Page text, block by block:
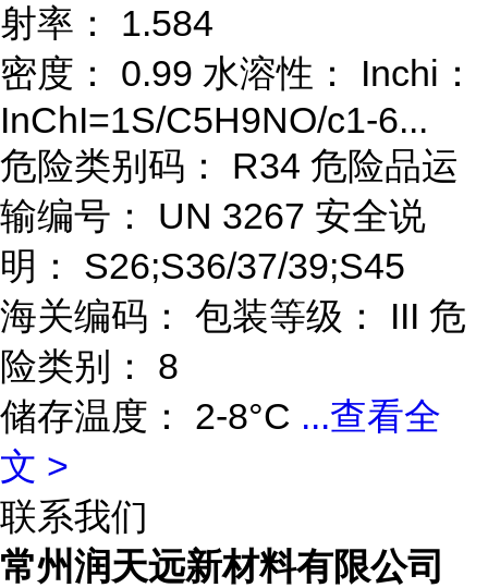
射率： 1.584
密度： 0.99 水溶性： Inchi：
InChI=1S/C5H9NO/c1-6...
危险类别码： R34 危险品运
输编号： UN 3267 安全说
明： S26;S36/37/39;S45
海关编码： 包装等级： III 危
险类别： 8
储存温度： 2-8°C ...查看全
文 >
联系我们
常州润天远新材料有限公司